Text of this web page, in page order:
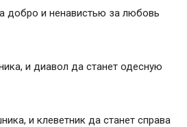
добро и ненавистью за любовь
и диавол да станет одесную
и клеветник да станет справа